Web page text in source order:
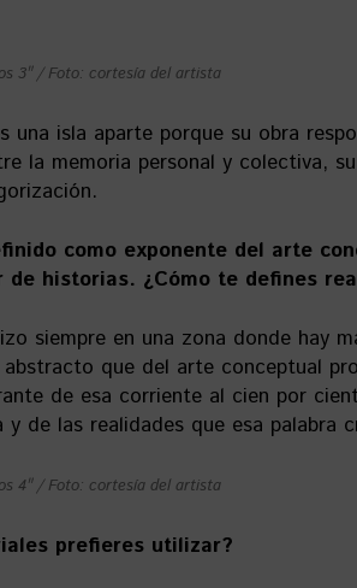
3″ / Foto: cortesía del artista
una isla aparte porque su obra
la memoria personal y colectiva,
como exponente del arte
de historias. ¿Cómo te defines
siempre en una zona donde hay
que del arte conceptual
de esa corriente al cien por
y de las realidades que esa palabra
4″ / Foto: cortesía del artista
prefieres utilizar?